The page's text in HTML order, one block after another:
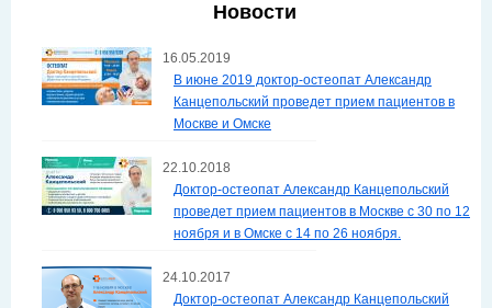
Новости
16.05.2019
В июне 2019 доктор-остеопат Александр
Канцепольский проведет прием пациентов в
Москве и Омске
22.10.2018
Доктор-остеопат Александр Канцепольский
проведет прием пациентов в Москве с 30 по 12
ноября и в Омске с 14 по 26 ноября.
24.10.2017
Доктор-остеопат Александр Канцепольский